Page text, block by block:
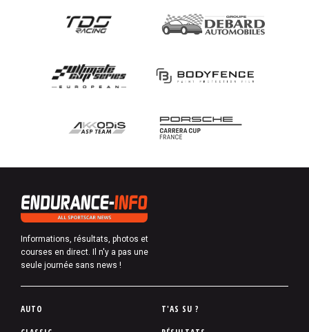
Informations, résultats, photos et
courses en direct. Il n'y a pas une
seule journée sans news !
P
AUTO
T'AS SU ?